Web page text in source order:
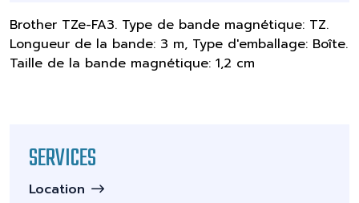
Brother TZe-FA3. Type de bande magnétique: TZ.
Longueur de la bande: 3 m, Type d'emballage: Boîte.
Taille de la bande magnétique: 1,2 cm
SERVICES
Location